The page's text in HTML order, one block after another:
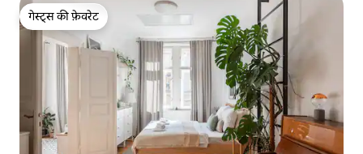
गेस्ट्स की फ़ेवरेट
गेस्ट्स की फ़ेवरेट